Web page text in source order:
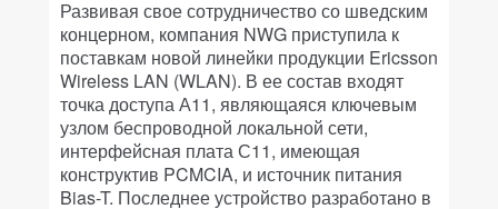
Развивая свое сотрудничество со шведским
концерном, компания NWG приступила к
поставкам новой линейки продукции Ericsson
Wireless LAN (WLAN). В ее состав входят
точка доступа А11, являющаяся ключевым
узлом беспроводной локальной сети,
интерфейсная плата С11, имеющая
конструктив PCMCIA, и источник питания
Bias-T. Последнее устройство разработано в